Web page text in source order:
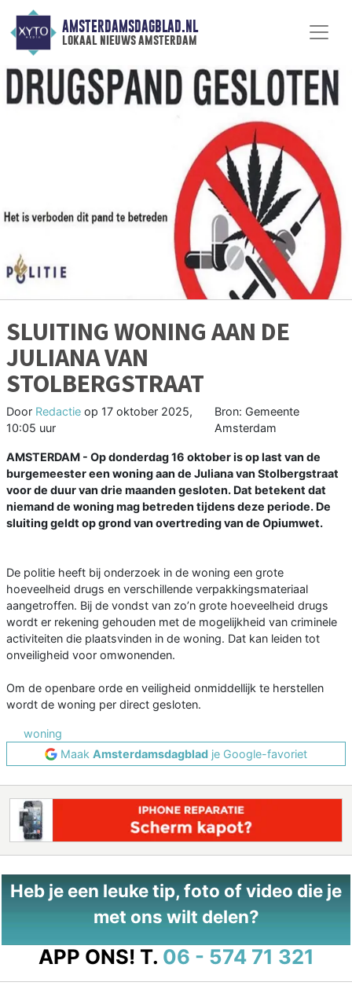
AMSTERDAMSDAGBLAD.NL
lokaal nieuws amsterdam
SLUITING WONING AAN DE
JULIANA VAN
STOLBERGSTRAAT
Door Redactie op 17 oktober 2025,
10:05 uur
Bron: Gemeente
Amsterdam
AMSTERDAM - Op donderdag 16 oktober is op last van de
burgemeester een woning aan de Juliana van Stolbergstraat
voor de duur van drie maanden gesloten. Dat betekent dat
niemand de woning mag betreden tijdens deze periode. De
sluiting geldt op grond van overtreding van de Opiumwet.
De politie heeft bij onderzoek in de woning een grote
hoeveelheid drugs en verschillende verpakkingsmateriaal
aangetroffen. Bij de vondst van zo’n grote hoeveelheid drugs
wordt er rekening gehouden met de mogelijkheid van criminele
activiteiten die plaatsvinden in de woning. Dat kan leiden tot
onveiligheid voor omwonenden.
Om de openbare orde en veiligheid onmiddellijk te herstellen
wordt de woning per direct gesloten.
woning
Maak Amsterdamsdagblad je Google-favoriet
Heb je een leuke tip, foto of video die je
met ons wilt delen?
APP ONS! T. 06 - 574 71 321